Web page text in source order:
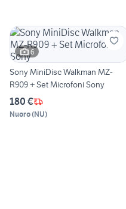
6
Sony MiniDisc Walkman MZ-
R909 + Set Microfoni Sony
180 €
Nuoro(NU)